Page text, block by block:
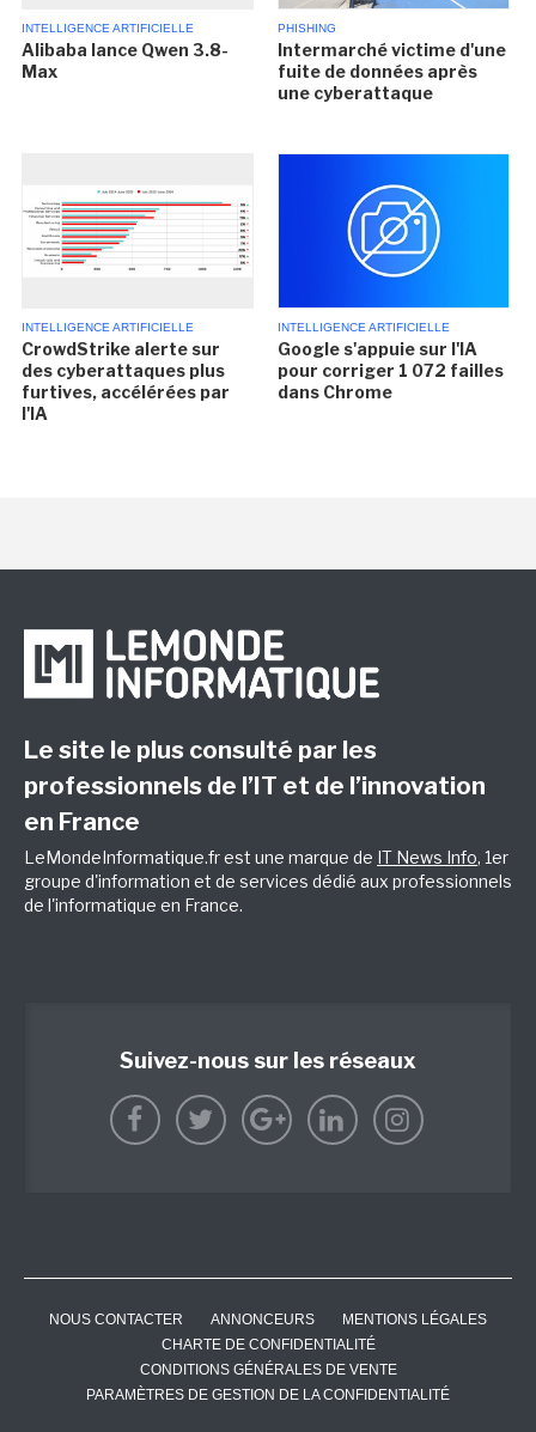
INTELLIGENCE ARTIFICIELLE
Alibaba lance Qwen 3.8-
Max
PHISHING
Intermarché victime d'une
fuite de données après
une cyberattaque
INTELLIGENCE ARTIFICIELLE
CrowdStrike alerte sur
des cyberattaques plus
furtives, accélérées par
l'IA
INTELLIGENCE ARTIFICIELLE
Google s'appuie sur l'IA
pour corriger 1 072 failles
dans Chrome
Le site le plus consulté par les
professionnels de l’IT et de l’innovation
en France
LeMondeInformatique.fr est une marque de IT News Info, 1er
groupe d'information et de services dédié aux professionnels
de l'informatique en France.
Suivez-nous sur les réseaux
NOUS CONTACTER ANNONCEURS
MENTIONS LÉGALES
CHARTE DE CONFIDENTIALITÉ
CONDITIONS GÉNÉRALES DE VENTE
PARAMÈTRES DE GESTION DE LA CONFIDENTIALITÉ